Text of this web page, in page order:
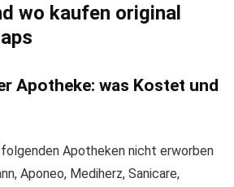
wo kaufen original
Apotheke: was Kostet und
folgenden Apotheken nicht erworben
Aponeo, Mediherz, Sanicare,